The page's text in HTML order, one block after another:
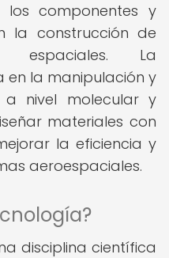
componentes y
la construcción de
La
la manipulación y
nivel molecular y
materiales con
la eficiencia y
aeroespaciales.
disciplina científica